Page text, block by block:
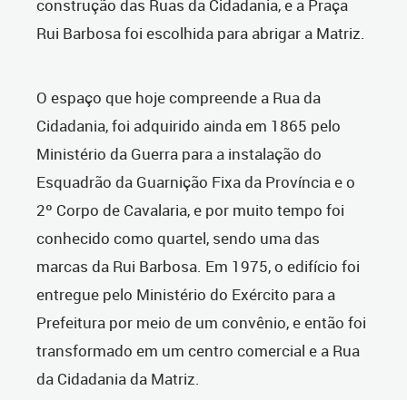
construção das Ruas da Cidadania, e a Praça
Rui Barbosa foi escolhida para abrigar a Matriz.
O espaço que hoje compreende a Rua da
Cidadania, foi adquirido ainda em 1865 pelo
Ministério da Guerra para a instalação do
Esquadrão da Guarnição Fixa da Província e o
2º Corpo de Cavalaria, e por muito tempo foi
conhecido como quartel, sendo uma das
marcas da Rui Barbosa. Em 1975, o edifício foi
entregue pelo Ministério do Exército para a
Prefeitura por meio de um convênio, e então foi
transformado em um centro comercial e a Rua
da Cidadania da Matriz.